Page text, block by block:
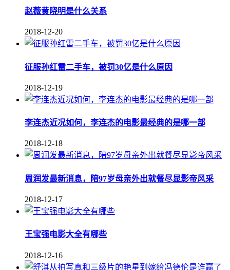
赵薇黄晓明是什么关系
2018-12-20
征服孙红雷二手车，被罚30亿是什么原因
2018-12-19
李连杰近况如何，李连杰的电影最经典的是哪一部
2018-12-18
周润发最新消息，陪97岁母亲外出就餐尽显影帝风采
2018-12-17
王宝强电影大全有哪些
2018-12-16